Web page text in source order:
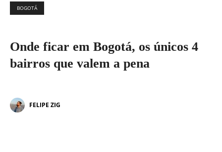
BOGOTÁ
Onde ficar em Bogotá, os únicos 4
bairros que valem a pena
FELIPE ZIG